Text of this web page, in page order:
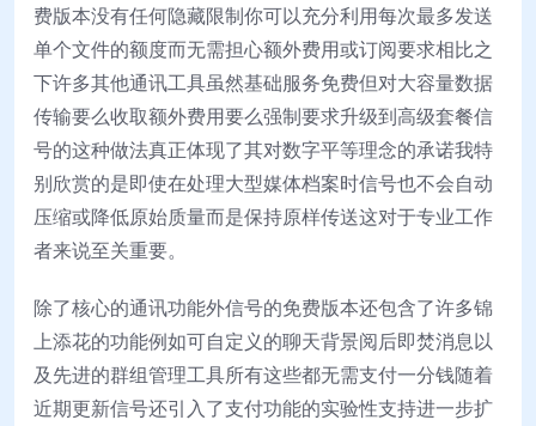
费版本没有任何隐藏限制你可以充分利用每次最多发送
单个文件的额度而无需担心额外费用或订阅要求相比之
下许多其他通讯工具虽然基础服务免费但对大容量数据
传输要么收取额外费用要么强制要求升级到高级套餐信
号的这种做法真正体现了其对数字平等理念的承诺我特
别欣赏的是即使在处理大型媒体档案时信号也不会自动
压缩或降低原始质量而是保持原样传送这对于专业工作
者来说至关重要。
除了核心的通讯功能外信号的免费版本还包含了许多锦
上添花的功能例如可自定义的聊天背景阅后即焚消息以
及先进的群组管理工具所有这些都无需支付一分钱随着
近期更新信号还引入了支付功能的实验性支持进一步扩